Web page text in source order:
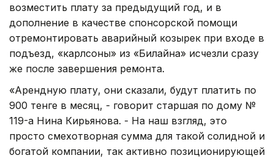
возместить плату за предыдущий год, и в
дополнение в качестве спонсорской помощи
отремонтировать аварийный козырек при входе в
подъезд, «карлсоны» из «Билайна» исчезли сразу
же после завершения ремонта.
«Арендную плату, они сказали, будут платить по
900 тенге в месяц, - говорит старшая по дому №
119-а Нина Кирьянова. - На наш взгляд, это
просто смехотворная сумма для такой солидной и
богатой компании, так активно позиционирующей